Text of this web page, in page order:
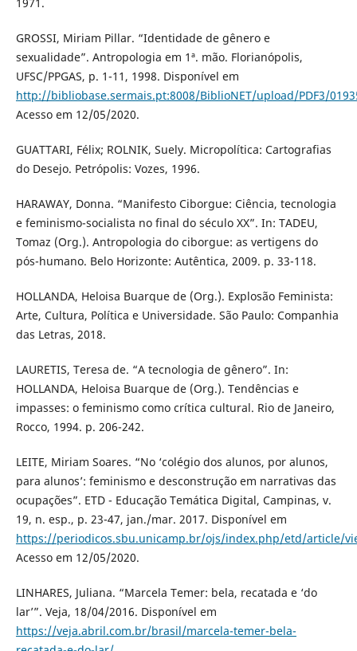
GROSSI, Miriam Pillar. “Identidade de gênero e
sexualidade”. Antropologia em 1ª. mão. Florianópolis,
UFSC/PPGAS, p. 1-11, 1998. Disponível em
http://bibliobase.sermais.pt:8008/BiblioNET/upload/PDF3/
Acesso em 12/05/2020.
GUATTARI, Félix; ROLNIK, Suely. Micropolítica: Cartografias
do Desejo. Petrópolis: Vozes, 1996.
HARAWAY, Donna. “Manifesto Ciborgue: Ciência, tecnologia
e feminismo-socialista no final do século XX”. In: TADEU,
Tomaz (Org.). Antropologia do ciborgue: as vertigens do
pós-humano. Belo Horizonte: Autêntica, 2009. p. 33-118.
HOLLANDA, Heloisa Buarque de (Org.). Explosão Feminista:
Arte, Cultura, Política e Universidade. São Paulo: Companhia
das Letras, 2018.
LAURETIS, Teresa de. “A tecnologia de gênero”. In:
HOLLANDA, Heloisa Buarque de (Org.). Tendências e
impasses: o feminismo como crítica cultural. Rio de Janeiro,
Rocco, 1994. p. 206-242.
LEITE, Miriam Soares. “No ‘colégio dos alunos, por alunos,
para alunos’: feminismo e desconstrução em narrativas das
ocupações”. ETD - Educação Temática Digital, Campinas, v.
19, n. esp., p. 23-47, jan./mar. 2017. Disponível em
https://periodicos.sbu.unicamp.br/ojs/index.php/etd/article/
Acesso em 12/05/2020.
LINHARES, Juliana. “Marcela Temer: bela, recatada e ‘do
lar’”. Veja, 18/04/2016. Disponível em
https://veja.abril.com.br/brasil/marcela-temer-bela-